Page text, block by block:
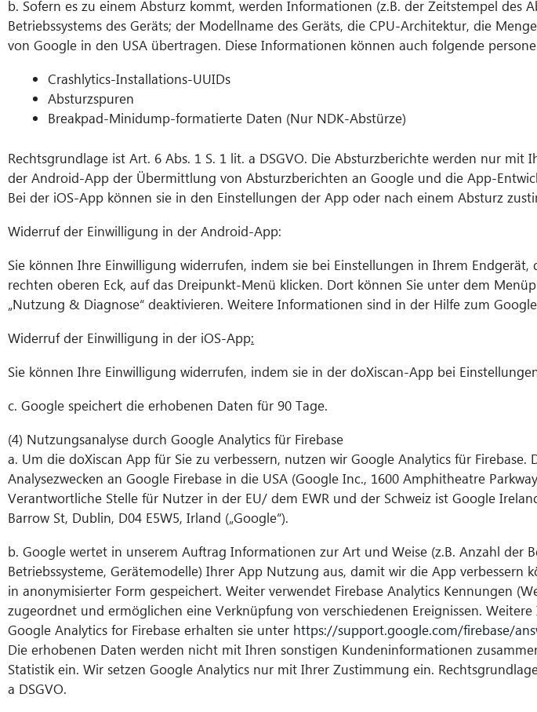
b. Sofern es zu einem Absturz kommt, werden Informationen (z.B. der Zeitstempel des
Betriebssystems des Geräts; der Modellname des Geräts, die CPU-Architektur, die
von Google in den USA übertragen. Diese Informationen können auch folgende
Crashlytics-Installations-UUIDs
Absturzspuren
Breakpad-Minidump-formatierte Daten (Nur NDK-Abstürze)
Rechtsgrundlage ist Art. 6 Abs. 1 S. 1 lit. a DSGVO. Die Absturzberichte werden nur mit
der Android-App der Übermittlung von Absturzberichten an Google und die App-
Bei der iOS-App können sie in den Einstellungen der App oder nach einem Absturz
Widerruf der Einwilligung in der Android-App:
Sie können Ihre Einwilligung widerrufen, indem sie bei Einstellungen in Ihrem Endgerät,
rechten oberen Eck, auf das Dreipunkt-Menü klicken. Dort können Sie unter dem
„Nutzung & Diagnose“ deaktivieren. Weitere Informationen sind in der Hilfe zum
Widerruf der Einwilligung in der iOS-App:
Sie können Ihre Einwilligung widerrufen, indem sie in der doXiscan-App bei
c. Google speichert die erhobenen Daten für 90 Tage.
(4) Nutzungsanalyse durch Google Analytics für Firebase
a. Um die doXiscan App für Sie zu verbessern, nutzen wir Google Analytics für
Analysezwecken an Google Firebase in die USA (Google Inc., 1600 Amphitheatre
Verantwortliche Stelle für Nutzer in der EU/ dem EWR und der Schweiz ist Google
Barrow St, Dublin, D04 E5W5, Irland („Google“).
b. Google wertet in unserem Auftrag Informationen zur Art und Weise (z.B. Anzahl der
Betriebssysteme, Gerätemodelle) Ihrer App Nutzung aus, damit wir die App verbessern
in anonymisierter Form gespeichert. Weiter verwendet Firebase Analytics Kennungen
zugeordnet und ermöglichen eine Verknüpfung von verschiedenen Ereignissen.
Google Analytics for Firebase erhalten sie unter https://support.google.com/firebase/
Die erhobenen Daten werden nicht mit Ihren sonstigen Kundeninformationen
Statistik ein. Wir setzen Google Analytics nur mit Ihrer Zustimmung ein.
a DSGVO.